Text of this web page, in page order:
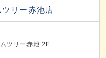
リー赤池店
ツリー赤池 2F